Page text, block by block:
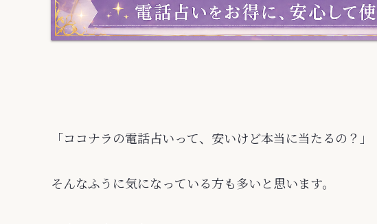
「ココナラの電話占いって、安いけど本当に当たるの？」
そんなふうに気になっている方も多いと思います。